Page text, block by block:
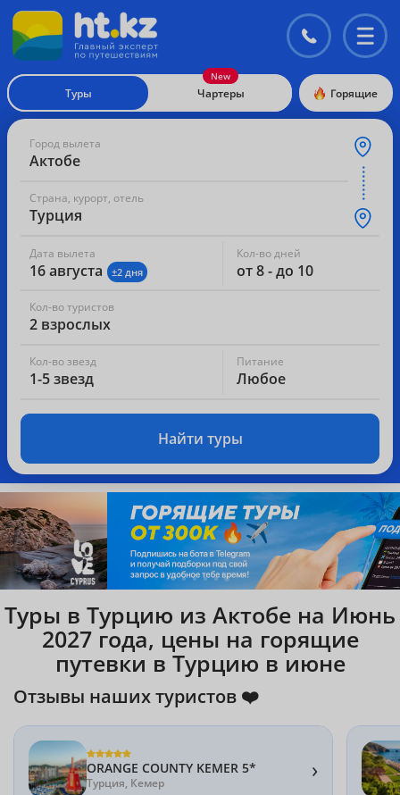
Контакты
меню
Туры Чартеры Горящие
Город вылета
Актобе
Страна, курорт, отель
Турция
Дата вылета
16 августа ±2 дня
Кол-во дней
от 8 - до 10
Кол-во туристов
2 взрослых
Кол-во звезд
1-5 звезд
Питание
Любое
Найти туры
Туры в Турцию из Актобе на Июнь
2027 года, цены на горящие
путевки в Турцию в июне
Отзывы наших туристов ❤️
ORANGE COUNTY KEMER 5*
Турция, Кемер ›